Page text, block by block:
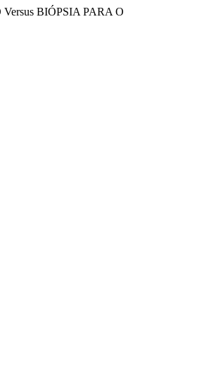
Versus BIÓPSIA PARA O